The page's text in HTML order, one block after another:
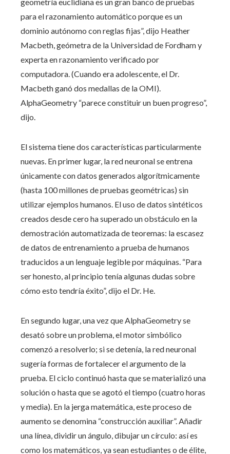
para el razonamiento automático porque es un
dominio autónomo con reglas fijas”, dijo Heather
Macbeth, geómetra de la Universidad de Fordham y
experta en razonamiento verificado por
computadora. (Cuando era adolescente, el Dr.
Macbeth ganó dos medallas de la OMI).
AlphaGeometry “parece constituir un buen progreso”,
dijo.
El sistema tiene dos características particularmente
nuevas. En primer lugar, la red neuronal se entrena
únicamente con datos generados algorítmicamente
(hasta 100 millones de pruebas geométricas) sin
utilizar ejemplos humanos. El uso de datos sintéticos
creados desde cero ha superado un obstáculo en la
demostración automatizada de teoremas: la escasez
de datos de entrenamiento a prueba de humanos
traducidos a un lenguaje legible por máquinas. “Para
ser honesto, al principio tenía algunas dudas sobre
cómo esto tendría éxito”, dijo el Dr. He.
En segundo lugar, una vez que AlphaGeometry se
desató sobre un problema, el motor simbólico
comenzó a resolverlo; si se detenía, la red neuronal
sugería formas de fortalecer el argumento de la
prueba. El ciclo continuó hasta que se materializó una
solución o hasta que se agotó el tiempo (cuatro horas
y media). En la jerga matemática, este proceso de
aumento se denomina “construcción auxiliar”. Añadir
una línea, dividir un ángulo, dibujar un círculo: así es
como los matemáticos, ya sean estudiantes o de élite,